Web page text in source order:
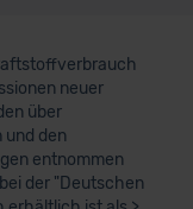
neuer
über
und den
entnommen
der "Deutschen